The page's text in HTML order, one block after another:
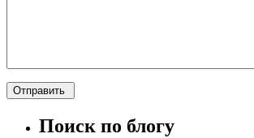
Поиск по блогу